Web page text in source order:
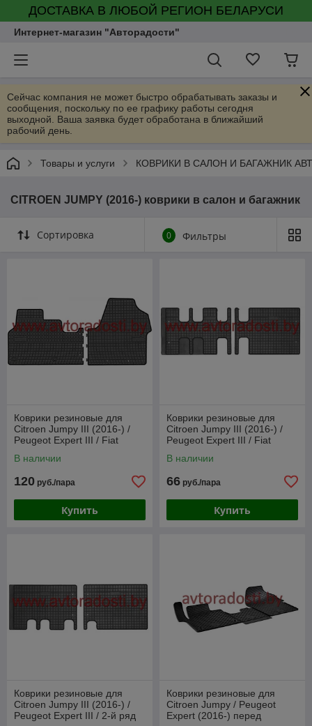
ДОСТАВКА В ЛЮБОЙ РЕГИОН БЕЛАРУСИ
Интернет-магазин "Авторадости"
Сейчас компания не может быстро обрабатывать заказы и
сообщения, поскольку по ее графику работы сегодня
выходной. Ваша заявка будет обработана в ближайший
рабочий день.
Товары и услуги КОВРИКИ В САЛОН И БАГАЖНИК
CITROEN JUMPY (2016-) коврики в салон и багажник
Сортировка 0 Фильтры
Коврики резиновые для
Citroen Jumpy III (2016-) /
Peugeot Expert III / Fiat
В наличии
120 руб./пара
Купить
Коврики резиновые для
Citroen Jumpy III (2016-) /
Peugeot Expert III / Fiat
В наличии
66 руб./пара
Купить
Коврики резиновые для
Citroen Jumpy III (2016-) /
Peugeot Expert III / 2-й ряд
Коврики резиновые для
Citroen Jumpy / Peugeot
Expert (2016-) перед